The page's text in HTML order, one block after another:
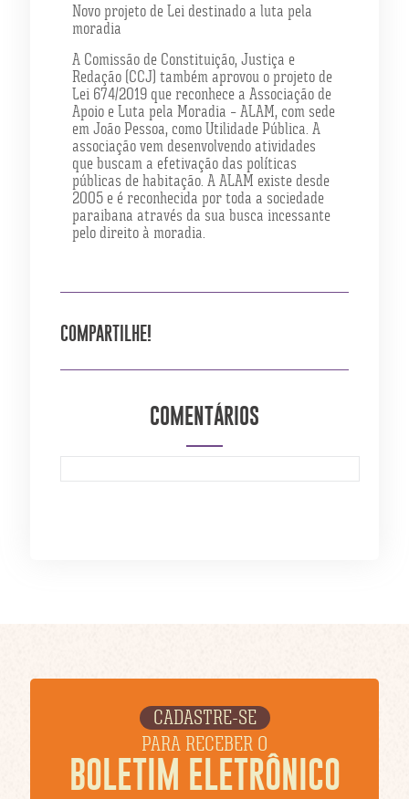
Novo projeto de Lei destinado a luta pela
moradia
A Comissão de Constituição, Justiça e
Redação (CCJ) também aprovou o projeto de
Lei 674/2019 que reconhece a Associação de
Apoio e Luta pela Moradia – ALAM, com sede
em João Pessoa, como Utilidade Pública. A
associação vem desenvolvendo atividades
que buscam a efetivação das políticas
públicas de habitação. A ALAM existe desde
2005 e é reconhecida por toda a sociedade
paraibana através da sua busca incessante
pelo direito à moradia.
COMPARTILHE!
COMENTÁRIOS
CADASTRE-SE
PARA RECEBER O
BOLETIM ELETRÔNICO